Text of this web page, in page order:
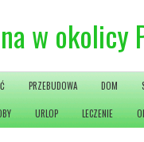
w okolicy
PRZEBUDOWA DOM
URLOP LECZENIE